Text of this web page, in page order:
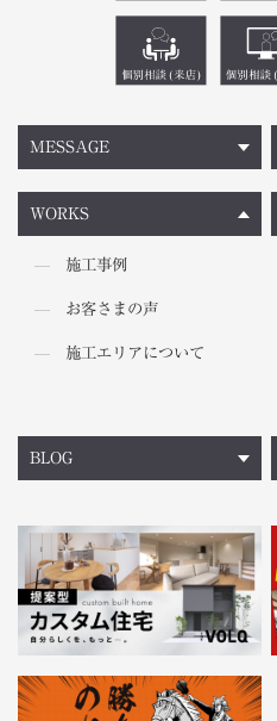
MESSAGE
WORKS
施工事例
お客さまの声
施工エリアについて
BLOG